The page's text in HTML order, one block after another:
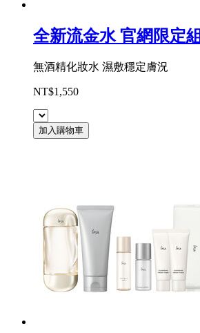
全新流金水 官網限定組
無酒精化妝水 濕敷穩定膚況
NT$1,550
加入購物車